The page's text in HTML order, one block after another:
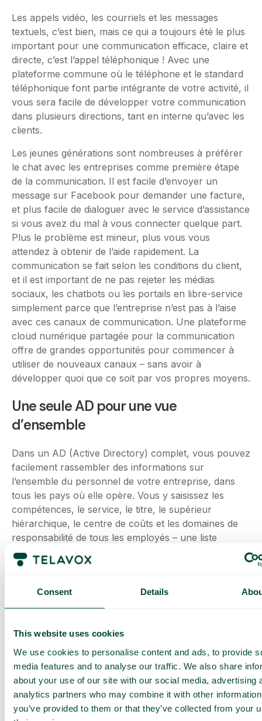
Consent Details
This website uses cookies
We use cookies to personalise content and ads, to provide
media features and to analyse our traffic. We also share
about your use of our site with our social media, advertising
analytics partners who may combine it with other
you’ve provided to them or that they’ve collected from your
Les appels vidéo, les courriels et les messages
textuels, c’est bien, mais ce qui a toujours été le plus
important pour une communication efficace, claire et
directe, c’est l’appel téléphonique ! Avec une
plateforme commune où le téléphone et le standard
téléphonique font partie intégrante de votre activité, il
vous sera facile de développer votre communication
dans plusieurs directions, tant en interne qu’avec les
clients.
Les jeunes générations sont nombreuses à préférer
le chat avec les entreprises comme première étape
de la communication. Il est facile d’envoyer un
message sur Facebook pour demander une facture,
et plus facile de dialoguer avec le service d’assistance
si vous avez du mal à vous connecter quelque part.
Plus le problème est mineur, plus vous vous
attendez à obtenir de l’aide rapidement. La
communication se fait selon les conditions du client,
et il est important de ne pas rejeter les médias
sociaux, les chatbots ou les portails en libre-service
simplement parce que l’entreprise n’est pas à l’aise
avec ces canaux de communication. Une plateforme
cloud numérique partagée pour la communication
offre de grandes opportunités pour commencer à
utiliser de nouveaux canaux – sans avoir à
développer quoi que ce soit par vos propres moyens.
Une seule AD pour une vue
d’ensemble
Dans un AD (Active Directory) complet, vous pouvez
facilement rassembler des informations sur
l’ensemble du personnel de votre entreprise, dans
tous les pays où elle opère. Vous y saisissez les
compétences, le service, le titre, le supérieur
hiérarchique, le centre de coûts et les domaines de
responsabilité de tous les employés – une liste
complète, tout simplement. Avec un AD qui
fonctionne bien, vous disposez d’une base de
qui se synchronise également avec d’autres systèmes
et outils nécessaires dans votre entreprise.
Un AD est généralement hébergé dans
fournisseurs externes de s’y connecter facilement.
Les systèmes de téléphonie et de paie y puisent
toutes leurs informations, et vos employés n’auront
jamais à se rendre à plusieurs endroits pour mettre à
jour leurs données.